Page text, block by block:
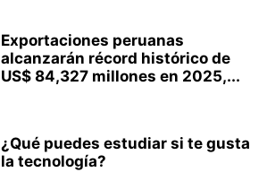
Exportaciones peruanas
alcanzarán récord histórico de
US$ 84,327 millones en 2025,...
¿Qué puedes estudiar si te gusta
la tecnología?